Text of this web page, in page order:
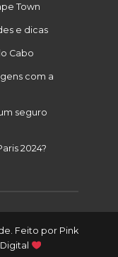
Town
e dicas
Cabo
com a
seguro
2024?
Feito por Pink